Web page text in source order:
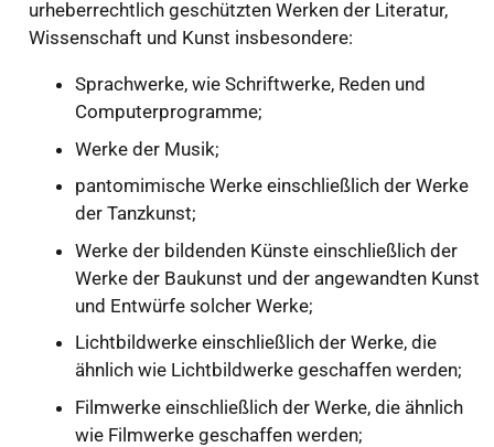
urheberrechtlich geschützten Werken der Literatur,
Wissenschaft und Kunst insbesondere:
Sprachwerke, wie Schriftwerke, Reden und
Computerprogramme;
Werke der Musik;
pantomimische Werke einschließlich der Werke
der Tanzkunst;
Werke der bildenden Künste einschließlich der
Werke der Baukunst und der angewandten Kunst
und Entwürfe solcher Werke;
Lichtbildwerke einschließlich der Werke, die
ähnlich wie Lichtbildwerke geschaffen werden;
Filmwerke einschließlich der Werke, die ähnlich
wie Filmwerke geschaffen werden;